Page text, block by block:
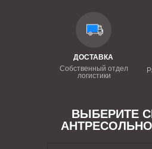
ДОСТАВКА
Собственный отдел
логистики
ВЫБЕРИТЕ